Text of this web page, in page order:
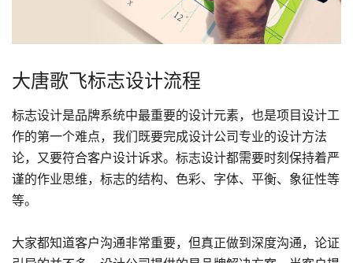
大唐歌飞标志设计流程
标志设计是品牌系统中最重要的设计元素，也是项目设计工
作的第一个难点，我们既要完成设计公司专业的设计方法
论，又要符合客户设计诉求。 标志设计都需要时刻保持着严
谨的作业思维，标志的结构、色彩、字体、平衡、象征性等
等。
大家都知道客户沟通非常重要，但真正做到深度沟通，论证